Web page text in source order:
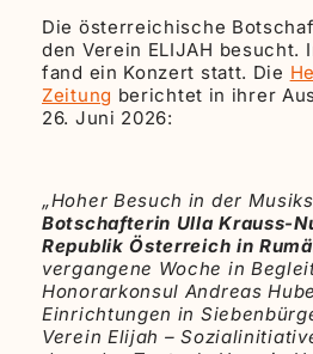
Die österreichische
den Verein ELIJAH besucht.
fand ein Konzert statt. Die
Zeitung berichtet in ihrer
26. Juni 2026:
„Hoher Besuch in der
Botschafterin Ulla Krauss-
Republik Österreich in
vergangene Woche in
Honorarkonsul Andreas
Einrichtungen in
Verein Elijah –